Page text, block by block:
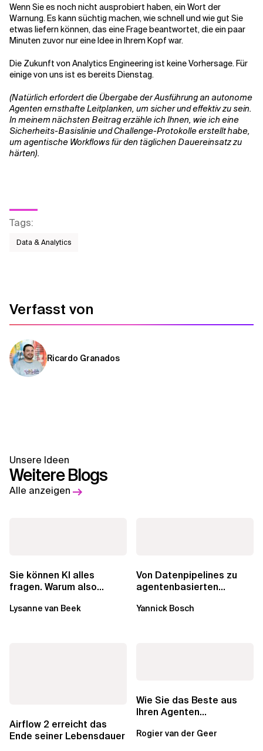
Wenn Sie es noch nicht ausprobiert haben, ein Wort der
Warnung. Es kann süchtig machen, wie schnell und wie gut Sie
etwas liefern können, das eine Frage beantwortet, die ein paar
Minuten zuvor nur eine Idee in Ihrem Kopf war.
Die Zukunft von Analytics Engineering ist keine Vorhersage. Für
einige von uns ist es bereits Dienstag.
(Natürlich erfordert die Übergabe der Ausführung an autonome
Agenten ernsthafte Leitplanken, um sicher und effektiv zu sein.
In meinem nächsten Beitrag erzähle ich Ihnen, wie ich eine
Sicherheits-Basislinie und Challenge-Protokolle erstellt habe,
um agentische Workflows für den täglichen Dauereinsatz zu
härten).
Tags:
Data & Analytics
Verfasst von
Ricardo Granados
Unsere Ideen
Weitere Blogs
Alle anzeigen
Sie können KI alles
fragen. Warum also
noch?
Lysanne van Beek
Von Datenpipelines zu
agentenbasierten
Analytics...
Yannick Bosch
Airflow 2 erreicht das
Ende seiner Lebensdauer
Wie Sie das Beste aus
Ihren Agenten
Agenten-Systeme
Rogier van der Geer